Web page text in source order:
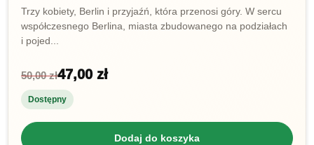
Trzy kobiety, Berlin i przyjaźń, która przenosi góry. W sercu
współczesnego Berlina, miasta zbudowanego na podziałach
i pojed...
50,00 zł47,00 zł
Dostępny
Dodaj do koszyka